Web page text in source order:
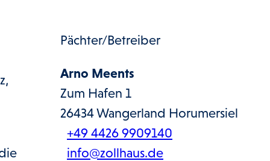
Pächter/Betreiber
Arno Meents
Zum Hafen 1
26434Wangerland Horumersiel
+49 4426 9909140
info@zollhaus.de